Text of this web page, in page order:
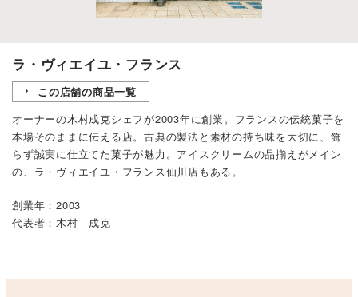
ラ・ヴィエイユ・フランス
この店舗の商品一覧
オーナーの木村成克シェフが2003年に創業。フランスの伝統菓子を
本場そのままに伝える店。古典の製法と素材の持ち味を大切に、飾
らず誠実に仕立てた菓子が魅力。アイスクリームの品揃えがメイン
の、ラ・ヴィエイユ・フランス仙川店もある。
創業年：2003
代表者：木村 成克